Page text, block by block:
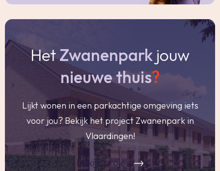
HetZwanenpark jouw
nieuwe thuis?
Lijkt wonen in een parkachtige omgeving iets
voor jou? Bekijk het project Zwanenpark in
Vlaardingen!
bekijk project